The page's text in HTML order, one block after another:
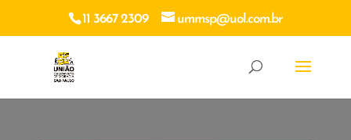
11 3667 2309 ummsp@uol.com.br